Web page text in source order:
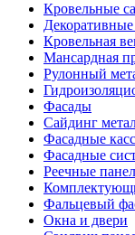
Кровельные
Кровельная
Мансардная
Рулонный
Фасады
Сайдинг
Фасадные
Фасадные
Реечные
Фальцевый
Окна и двери